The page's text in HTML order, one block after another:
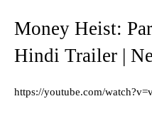
Money Heist:
Hindi Trailer |
https://youtube.com/